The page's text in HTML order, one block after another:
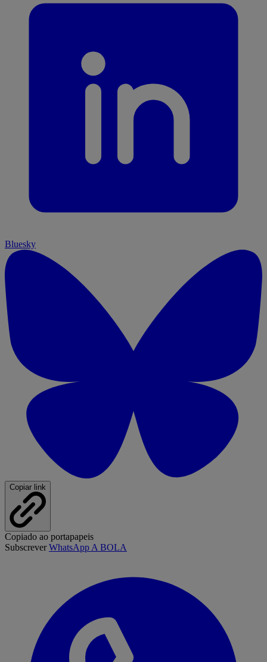
Bluesky
Copiar link
Copiado ao portapapeis
SubscreverWhatsApp A BOLA